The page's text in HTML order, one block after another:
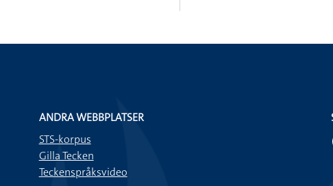
ANDRA WEBBPLATSER
STS-korpus
Gilla Tecken
Teckenspråksvideo